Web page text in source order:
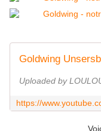
Uploaded by